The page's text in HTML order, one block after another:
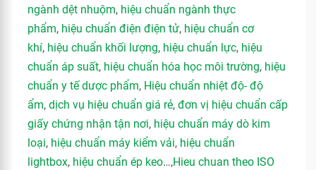
ngành dệt nhuộm, hiệu chuẩn ngành thực
phẩm, hiệu chuẩn điện điện tử, hiệu chuẩn cơ
khí, hiệu chuẩn khối lượng, hiệu chuẩn lực, hiệu
chuẩn áp suất, hiệu chuẩn hóa học môi trường, hiệu
chuẩn y tế dược phẩm, Hiệu chuẩn nhiệt độ- độ
ẩm, dịch vụ hiệu chuẩn giá rẻ, đơn vị hiệu chuẩn cấp
giấy chứng nhận tận nơi, hiệu chuẩn máy dò kim
loại, hiệu chuẩn máy kiểm vải, hiệu chuẩn
lightbox, hiệu chuẩn ép keo…,Hieu chuan theo ISO